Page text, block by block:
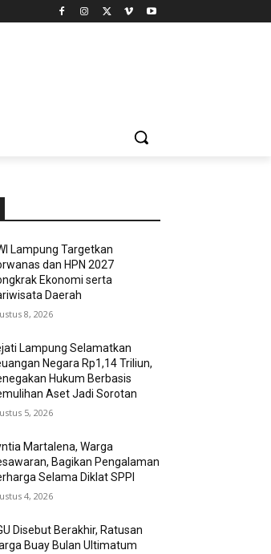
Lampung Targetkan
dan HPN 2027
Ekonomi serta
Daerah
8, 2026
Lampung Selamatkan
Negara Rp1,14 Triliun,
Hukum Berbasis
Aset Jadi Sorotan
5, 2026
Martalena, Warga
Bagikan Pengalaman
Selama Diklat SPPI
4, 2026
Disebut Berakhir, Ratusan
Buay Bulan Ultimatum